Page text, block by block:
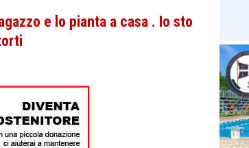
e lo pianta a casa . Io sto